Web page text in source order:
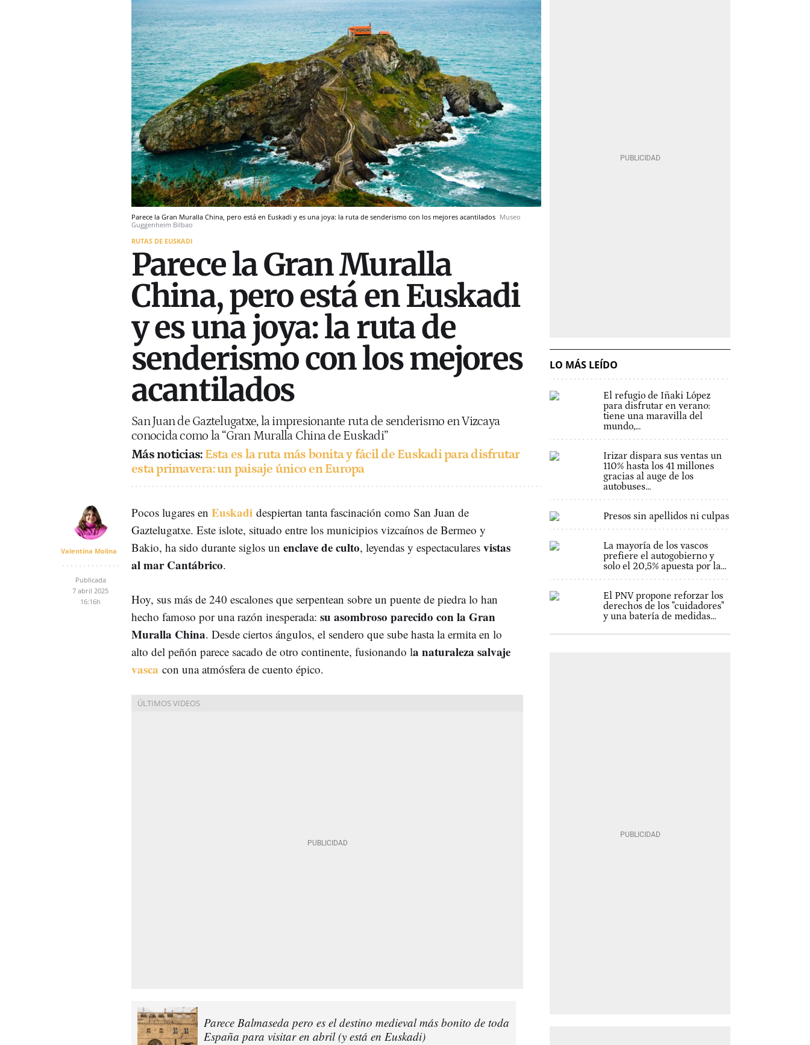
Parece la Gran Muralla China, pero está en Euskadi y es una joya: la ruta de senderismo con los mejores acantilados Museo
Guggenheim Bilbao
RUTAS DE EUSKADI
Parece la Gran Muralla
China, pero está en Euskadi
y es una joya: la ruta de
senderismo con los mejores
acantilados
San Juan de Gaztelugatxe, la impresionante ruta de senderismo en Vizcaya
conocida como la “Gran Muralla China de Euskadi”
Más noticias: Esta es la ruta más bonita y fácil de Euskadi para disfrutar
esta primavera: un paisaje único en Europa
Valentina Molina
Publicada
7 abril 2025
16:16h
Pocos lugares en Euskadi despiertan tanta fascinación como San Juan de
Gaztelugatxe. Este islote, situado entre los municipios vizcaínos de Bermeo y
Bakio, ha sido durante siglos un enclave de culto, leyendas y espectaculares vistas
al mar Cantábrico.
Hoy, sus más de 240 escalones que serpentean sobre un puente de piedra lo han
hecho famoso por una razón inesperada: su asombroso parecido con la Gran
Muralla China. Desde ciertos ángulos, el sendero que sube hasta la ermita en lo
alto del peñón parece sacado de otro continente, fusionando la naturaleza salvaje
vasca con una atmósfera de cuento épico.
Parece Balmaseda pero es el destino medieval más bonito de toda
España para visitar en abril (y está en Euskadi)
LO MÁS LEÍDO
El refugio de Iñaki López
para disfrutar en verano:
tiene una maravilla del
mundo,...
Irizar dispara sus ventas un
110% hasta los 41 millones
gracias al auge de los
autobuses...
Presos sin apellidos ni culpas
La mayoría de los vascos
prefiere el autogobierno y
solo el 20,5% apuesta por la...
El PNV propone reforzar los
derechos de los "cuidadores"
y una batería de medidas...